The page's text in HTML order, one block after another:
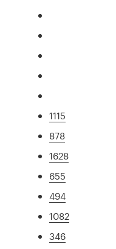
1115
878
1628
655
494
1082
346